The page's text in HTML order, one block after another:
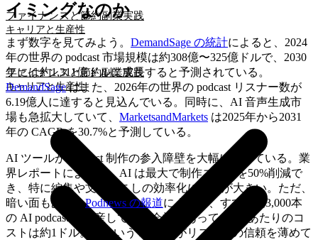
ファイナンスと節約副業実践
キャリアと生産性
ファイナンスと節約副業実践
キャリアと生産性
イミングなのか
まず数字を見てみよう。 DemandSage の統計によると、2024
年の世界の podcast 市場規模は約308億〜325億ドルで、2030
年には約1,311億ドルに成長すると予測されている。
DemandSageはまた、2026年の世界の podcast リスナー数が
6.19億人に達すると見込んでいる。同時に、AI 音声生成市
場も急拡大していて、 MarketsandMarkets は2025年から2031
年の CAGR を30.7%と予測している。
AI ツールが podcast 制作の参入障壁を大幅に下げている。業
界レポートによると、AI は最大で制作コストを50%削減で
き、特に編集や文字起こしの効率化に効果が大きい。ただ、
暗い面もある。Podnews の報道によると、すでに週3,000本
の AI podcast を量産している会社があって、1本あたりのコ
ストは約1ドル。こういう AI slop がリスナーの信頼を薄めて